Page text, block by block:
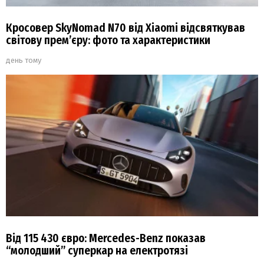
Кросовер SkyNomad N70 від Xiaomi відсвяткував
світову прем’єру: фото та характеристики
день тому
Від 115 430 євро: Mercedes-Benz показав
“молодший” суперкар на електротязі